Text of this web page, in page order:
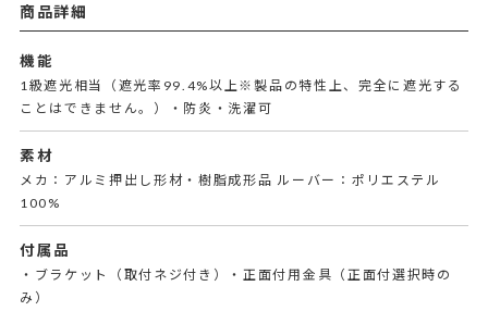
商品詳細
機能
1級遮光相当（遮光率99.4%以上※製品の特性上、完全に遮光する
ことはできません。）・防炎・洗濯可
素材
メカ：アルミ押出し形材・樹脂成形品 ルーバー：ポリエステル
100%
付属品
・ブラケット（取付ネジ付き）・正面付用金具（正面付選択時の
み）